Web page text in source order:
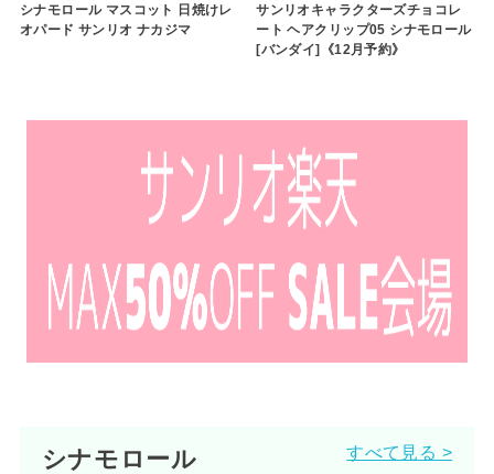
シナモロール マスコット 日焼けレ
オパード サンリオ ナカジマ
サンリオキャラクターズチョコレ
ート ヘアクリップ05 シナモロール
[バンダイ]《12月予約》
シナモロール すべて見る >